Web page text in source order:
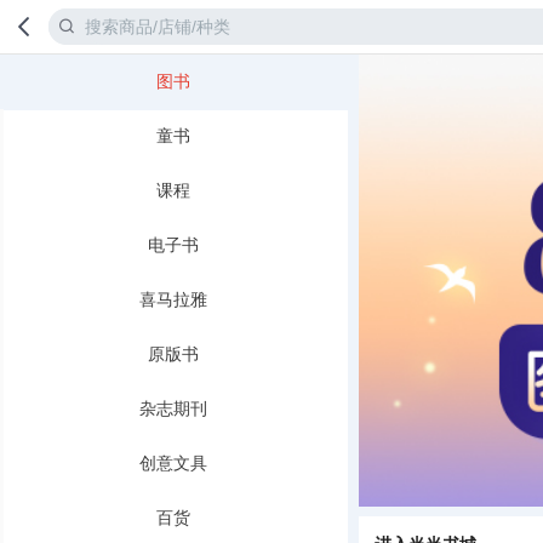
图书
童书
课程
电子书
喜马拉雅
原版书
杂志期刊
创意文具
百货